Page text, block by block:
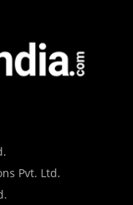
Pvt. Ltd.